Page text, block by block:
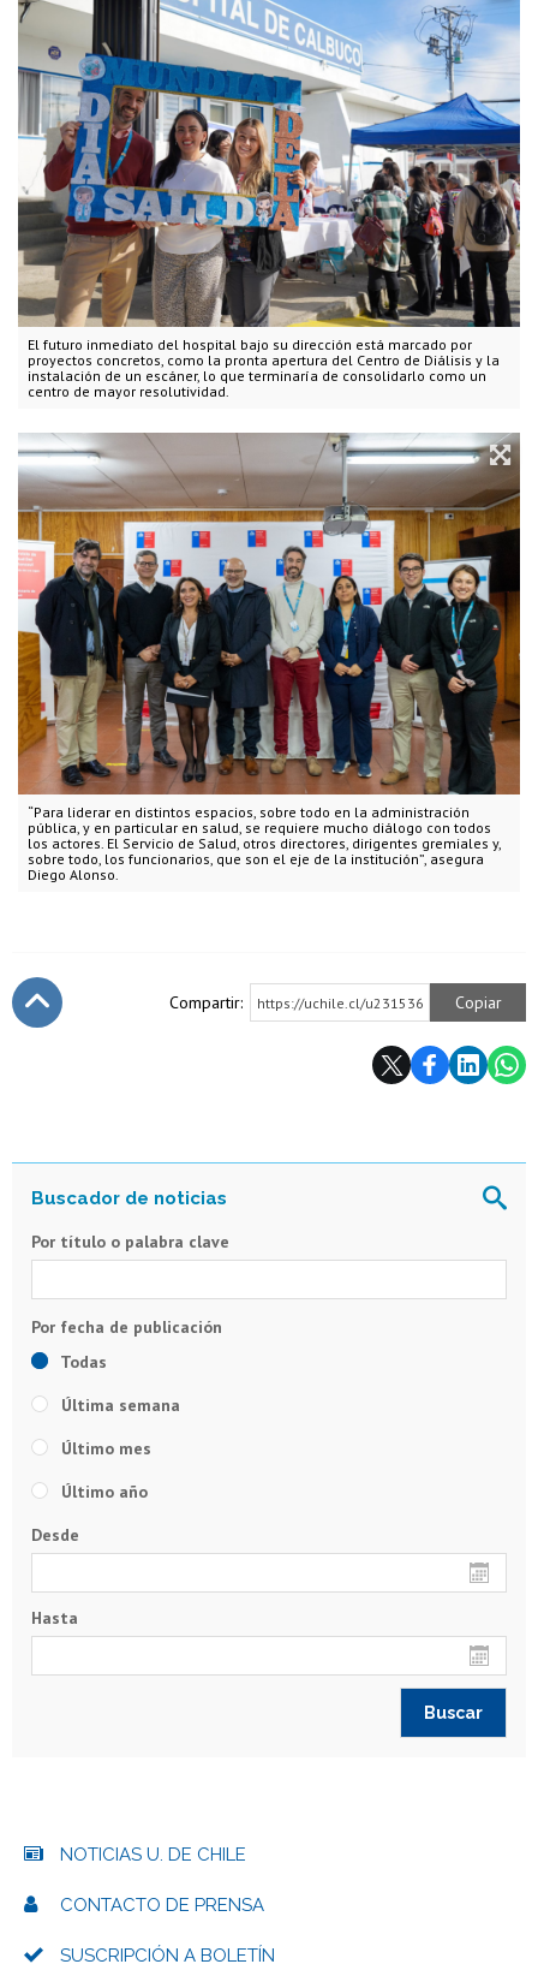
El futuro inmediato del hospital bajo su dirección está marcado por
proyectos concretos, como la pronta apertura del Centro de Diálisis y la
instalación de un escáner, lo que terminaría de consolidarlo como un
centro de mayor resolutividad.
“Para liderar en distintos espacios, sobre todo en la administración
pública, y en particular en salud, se requiere mucho diálogo con todos
los actores. El Servicio de Salud, otros directores, dirigentes gremiales y,
sobre todo, los funcionarios, que son el eje de la institución”, asegura
Diego Alonso.
Compartir: https://uchile.cl/u231536 Copiar
Por título o palabra clave
Todas
Última semana
Último mes
Último año
Desde
Hasta
NOTICIAS U. DE CHILE
CONTACTO DE PRENSA
SUSCRIPCIÓN A BOLETÍN